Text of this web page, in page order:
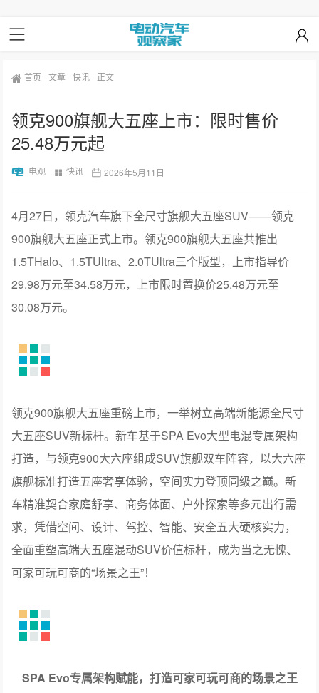
首页 -文章-快讯- 正文
领克900旗舰大五座上市：限时售价
25.48万元起
电观 快讯 2026年5月11日
4月27日，领克汽车旗下全尺寸旗舰大五座SUV——领克
900旗舰大五座正式上市。领克900旗舰大五座共推出
1.5THalo、1.5TUltra、2.0TUltra三个版型，上市指导价
29.98万元至34.58万元，上市限时置换价25.48万元至
30.08万元。
领克900旗舰大五座重磅上市，一举树立高端新能源全尺寸
大五座SUV新标杆。新车基于SPA Evo大型电混专属架构
打造，与领克900大六座组成SUV旗舰双车阵容，以大六座
旗舰标准打造五座奢享体验，空间实力登顶同级之巅。新
车精准契合家庭舒享、商务体面、户外探索等多元出行需
求，凭借空间、设计、驾控、智能、安全五大硬核实力，
全面重塑高端大五座混动SUV价值标杆，成为当之无愧、
可家可玩可商的“场景之王”！
SPA Evo专属架构赋能，打造可家可玩可商的场景之王
领克900旗舰大五座基于SPA Evo大型电混专属架构打造，